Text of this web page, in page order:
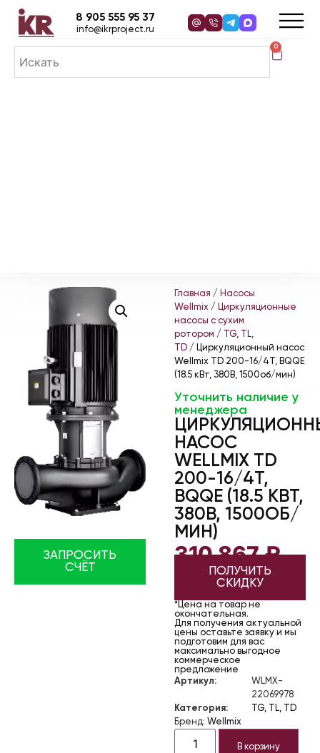
0
8 905 555 95 37
info@ikrproject.ru
ЗАПРОСИТЬ
СЧЁТ
Главная / Насосы
Wellmix / Циркуляционные
насосы с сухим
ротором / TG, TL,
TD / Циркуляционный насос
Wellmix TD 200-16/4Т, BQQE
(18.5 кВт, 380В, 1500об/мин)
Уточнить наличие у
менеджера
НАСОС
WELLMIX TD
200-16/4Т,
BQQE (18.5 КВТ,
380В, 1500ОБ/
МИН)
310 867₽
ПОЛУЧИТЬ
СКИДКУ
*Цена на товар не
окончательная.
Для получения актуальной
цены оставьте заявку и мы
подготовим для вас
максимально выгодное
коммерческое
предложение
Артикул:
WLMX-
22069978
Категория:
TG, TL, TD
Бренд: Wellmix
В корзину